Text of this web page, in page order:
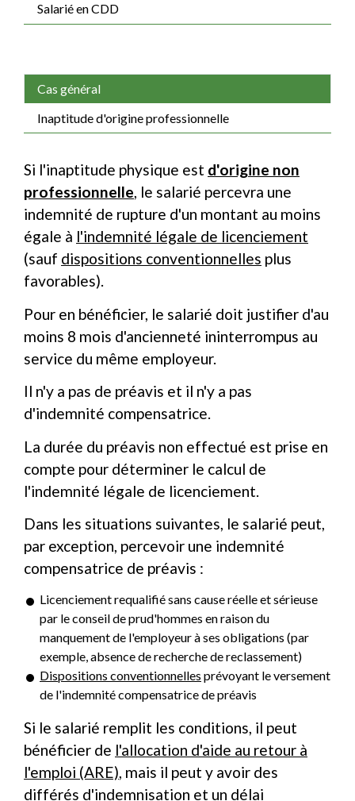
Salarié en CDD
Cas général
Inaptitude d'origine professionnelle
Si l'inaptitude physique est d'origine non
professionnelle, le salarié percevra une
indemnité de rupture d'un montant au moins
égale à l'indemnité légale de licenciement
(sauf dispositions conventionnelles plus
favorables).
Pour en bénéficier, le salarié doit justifier d'au
moins 8 mois d'ancienneté ininterrompus au
service du même employeur.
Il n'y a pas de préavis et il n'y a pas
d'indemnité compensatrice.
La durée du préavis non effectué est prise en
compte pour déterminer le calcul de
l'indemnité légale de licenciement.
Dans les situations suivantes, le salarié peut,
par exception, percevoir une indemnité
compensatrice de préavis :
Licenciement requalifié sans cause réelle et sérieuse
par le conseil de prud'hommes en raison du
manquement de l'employeur à ses obligations (par
exemple, absence de recherche de reclassement)
Dispositions conventionnelles prévoyant le versement
de l'indemnité compensatrice de préavis
Si le salarié remplit les conditions, il peut
bénéficier de l'allocation d'aide au retour à
l'emploi (ARE), mais il peut y avoir des
différés d'indemnisation et un délai